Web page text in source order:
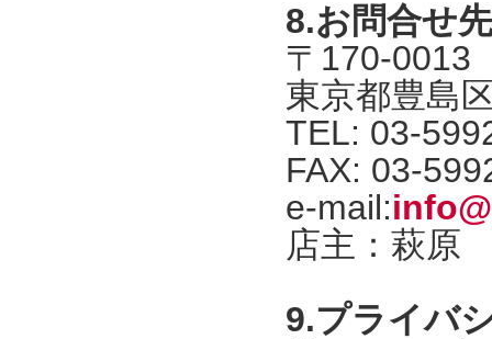
8.お問合せ先
〒170-0013
東京都豊島
TEL: 03-
FAX: 03-
e-mail:
店主：萩原
9.プライバ